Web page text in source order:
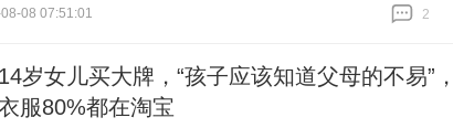
08 07:51:01
2
岁女儿买大牌，“孩子应该知道父母的不易”，
服80%都在淘宝